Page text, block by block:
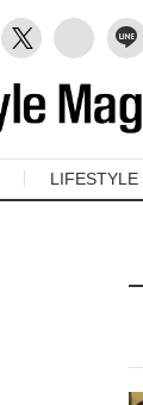
LIFESTYLE